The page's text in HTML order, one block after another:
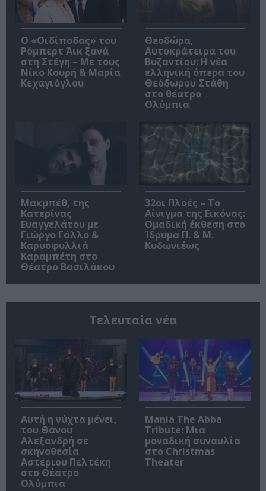
O «Οιδίποδας» του
Ρόμπερτ Άικ ξανά
στη Στέγη – Με τους
Νίκο Κουρή & Μαρία
Κεχαγιόγλου
Θεοδώρα,
Αυτοκράτειρα του
Βυζαντίου: Η νέα
ελληνική όπερα του
Θεόδωρου Στάθη
στο θέατρο
Ολύμπια
Μακμπέθ, της
Κατερίνας
Ευαγγελάτου με
Γιώργο Γάλλο &
Καρυοφυλλιά
Καραμπέτη στο
Θέατρο Βασιλάκου
32οι Πλοές – Το
Αίνιγμα της Εικόνας:
Ομαδική έκθεση στο
Ίδρυμα Π. & Μ.
Κυδωνιέως
Τελευταία νέα
Αυτή η νύχτα μένει,
του Θάνου
Αλεξανδρή σε
σκηνοθεσία
Αστέριου Πελτέκη
στο Θέατρο
Ολύμπια
Mania The Abba
Tribute: Μια
μοναδική συναυλία
στο Christmas
Theater